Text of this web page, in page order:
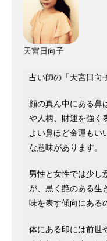
天宮日向子
占い師の「天宮日向
顔の真ん中にある鼻
や人柄、財運を強く
よい鼻ほど金運もい
な意味があります。
男性と女性では少し
が、黒く艶のある生
味を表す傾向にある
体にある印には前世